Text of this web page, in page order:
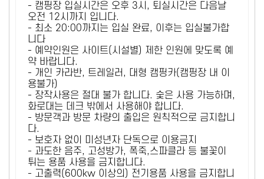
- 캠핑장 입실시간은 오후 3시, 퇴실시간은 다음날
오전 12시까지 입니다.
- 최소 20:00까지는 입실 완료, 이후는 입실불가합
니다
- 예약인원은 사이트(시설별) 제한 인원에 맞도록 예
약 바랍니다.
- 개인 카라반, 트레일러, 대형 캠핑카(캠핑장 내 이
용불가)
- 장작사용은 절대 불가 합니다. 숯은 사용 가능하며,
화로대는 데크 밖에서 사용해야 합니다.
- 방문객과 방문 차량의 출입은 원칙적으로 금지합니
다.
- 보호자 없이 미성년자 단독으로 이용금지
- 과도한 음주, 고성방가, 폭죽,스파클라 등 불꽃이
튀는 용품 사용을 금지합니다.
- 고출력(600kw 이상의) 전기용품 사용을 금지합니